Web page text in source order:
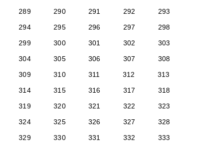
289
290 291 292
293
294
295 296 297
298
299
300 301 302
303
304
305 306 307
308
309
310 311 312
313
314
315 316 317
318
319
320 321 322
323
324
325 326 327
328
329
330 331 332
333